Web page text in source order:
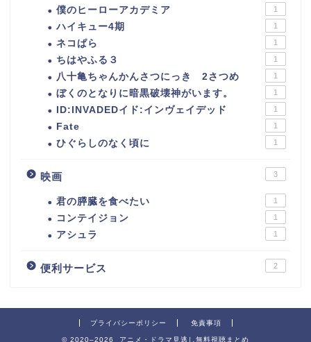
僕のヒーローアカデミア 1
ハイキュー4期 1
ネコぱら 1
ちはやふる３ 1
八十亀ちゃんかんさつにっき 2さつめ 1
ぼくのとなりに暗黒破壊神がいます。 1
ID:INVADEDイド:インヴェイデッド 1
Fate 1
ひぐらしのなく頃に 1
映画 3
君の膵臓を食べたい 1
コンテイジョン 1
アシュラ 1
便利サービス 2
プライバシーポリシー 免責事項
© 2020–2026 アニメ・ドラマ見逃し無料視聴まとめ